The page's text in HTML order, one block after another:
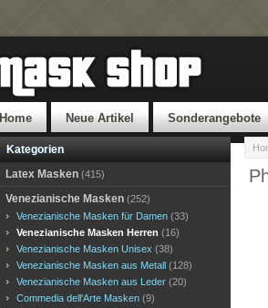
Home Neue Artikel Sonderangebote
Kategorien
Latex Masken (415)
Venezianische Masken (252)
Venezianische Masken für Damen (33)
Venezianische Masken Herren (16)
Venezianische Masken Unisex (38)
Venezianische Masken aus Metall (128)
Venezianische Masken aus Leder (20)
Commedia dell'Arte Masken (9)